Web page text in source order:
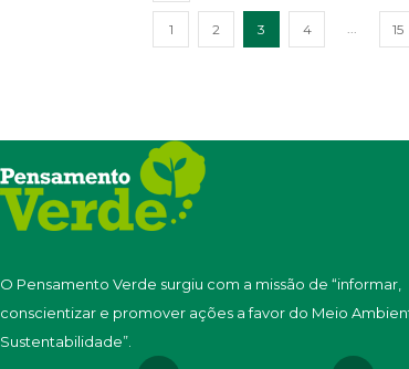
1 2 3 4 ... 15
O Pensamento Verde surgiu com a missão de “informar,
conscientizar e promover ações a favor do Meio
Sustentabilidade”.